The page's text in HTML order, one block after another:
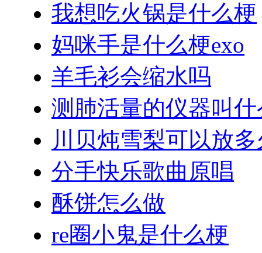
我想吃火锅是什么梗
妈咪手是什么梗exo
羊毛衫会缩水吗
测肺活量的仪器叫什
川贝炖雪梨可以放
分手快乐歌曲原唱
酥饼怎么做
re圈小鬼是什么梗